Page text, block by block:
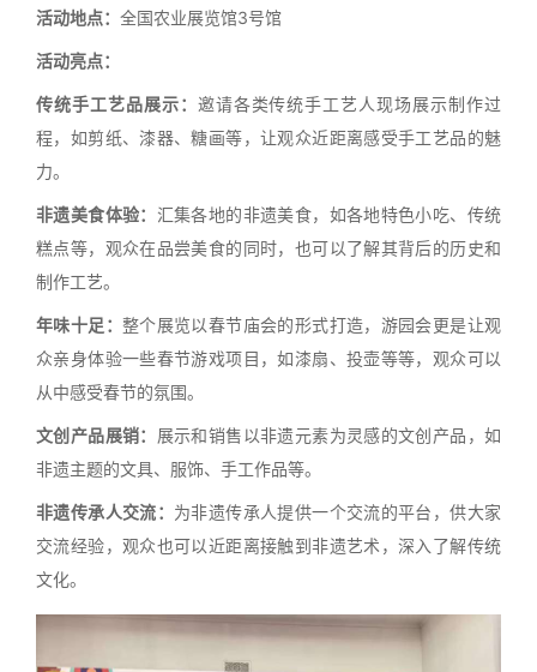
活动地点： 全国农业展览馆3号馆
活动亮点：
传统手工艺品展示： 邀请各类传统手工艺人现场展示制作过
程，如剪纸、漆器、糖画等，让观众近距离感受手工艺品的魅
力。
非遗美食体验： 汇集各地的非遗美食，如各地特色小吃、传统
糕点等，观众在品尝美食的同时，也可以了解其背后的历史和
制作工艺。
年味十足： 整个展览以春节庙会的形式打造，游园会更是让观
众亲身体验一些春节游戏项目，如漆扇、投壶等等，观众可以
从中感受春节的氛围。
文创产品展销： 展示和销售以非遗元素为灵感的文创产品，如
非遗主题的文具、服饰、手工作品等。
非遗传承人交流： 为非遗传承人提供一个交流的平台，供大家
交流经验，观众也可以近距离接触到非遗艺术，深入了解传统
文化。